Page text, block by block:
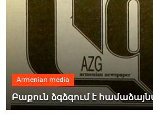
Armenian media
Բաքուն ձգձգում է